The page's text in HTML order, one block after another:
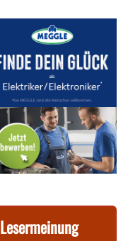
Lesermeinung